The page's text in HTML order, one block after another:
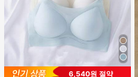
6,540원 절약